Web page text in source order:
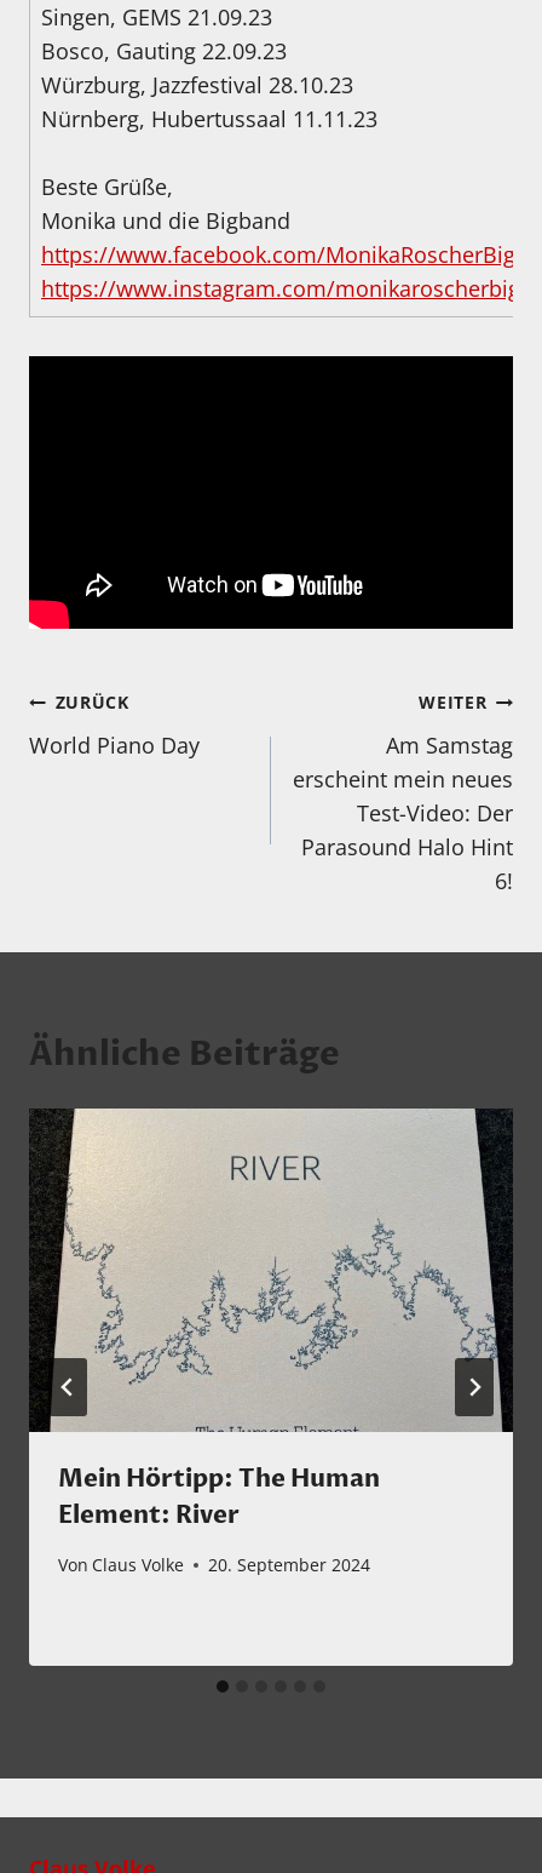
Singen, GEMS 21.09.23
Bosco, Gauting 22.09.23
Würzburg, Jazzfestival 28.10.23
Nürnberg, Hubertussaal 11.11.23
Beste Grüße,
Monika und die Bigband
https://www.facebook.com/
https://www.instagram.com/
Beitragsnavigation
ZURÜCK
World Piano Day
WEITER
Am Samstag
erscheint mein neues
Test-Video: Der
Parasound Halo Hint
6!
Ähnliche Beiträge
Mein Hörtipp: The Human
Element: River
Von Claus Volke 20. September 2024